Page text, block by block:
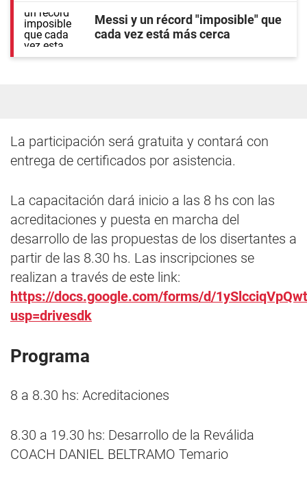
Messi y un récord "imposible" que
cada vez está más cerca
La participación será gratuita y contará con
entrega de certificados por asistencia.
La capacitación dará inicio a las 8 hs con las
acreditaciones y puesta en marcha del
desarrollo de las propuestas de los disertantes a
partir de las 8.30 hs. Las inscripciones se
realizan a través de este link:
https://docs.google.com/forms/d/
usp=drivesdk
Programa
8 a 8.30 hs: Acreditaciones
8.30 a 19.30 hs: Desarrollo de la Reválida
COACH DANIEL BELTRAMO Temario